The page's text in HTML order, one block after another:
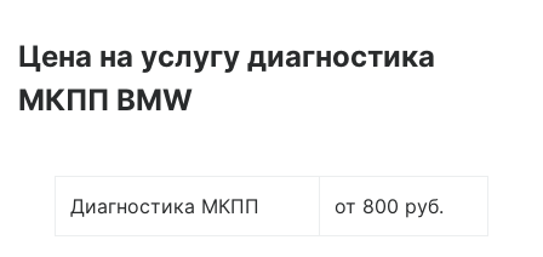
Цена на услугу диагностика
МКПП BMW
Диагностика МКПП от 800 руб.